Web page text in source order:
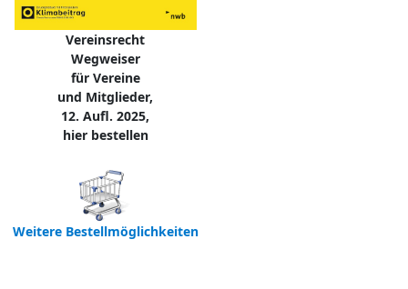
Vereinsrecht
Wegweiser
für Vereine
und Mitglieder,
12. Aufl. 2025,
hier bestellen
Weitere Bestellmöglichkeiten